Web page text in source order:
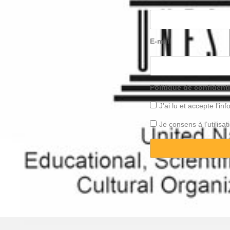
E-mail
Politique de
J’ai lu et accepte
Je consens à